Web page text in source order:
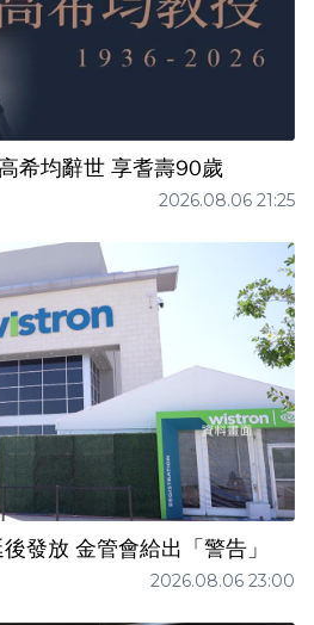
希均辭世 享耆壽90歲
2026.08.06 21:25
發放 金管會給出「警告」
2026.08.06 23:00